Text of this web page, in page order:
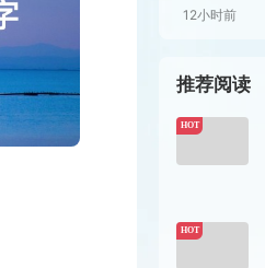
12小时前
推荐阅读
HOT
HOT